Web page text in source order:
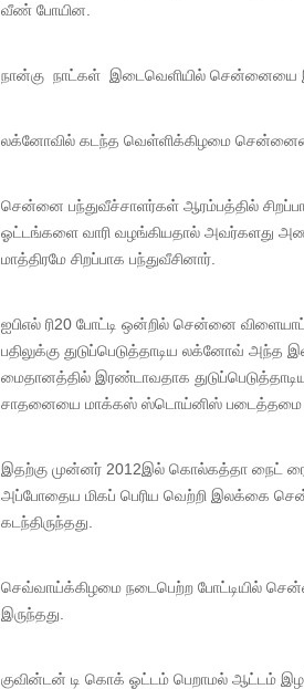
வீண் போயின.
நான்கு நாட்கள் இடைவெளியில்
லக்னோவில் கடந்த வெள்ளிக்கிழமை
சென்னை பந்துவீச்சாளர்கள் ஆரம்பத்தில்
ஓட்டங்களை வாரி வழங்கியதால் அவர்களது
மாத்திரமே சிறப்பாக பந்துவீசினார்.
ஐபிஎல் ரி20 போட்டி ஒன்றில் சென்னை
பதிலுக்கு துடுப்பெடுத்தாடிய லக்னோவ்
மைதானத்தில் இரண்டாவதாக
சாதனையை மாக்கஸ் ஸ்டொய்னிஸ் படைத்தமை
இதற்கு முன்னர் 2012இல் கொல்கத்தா நைட்
அப்போதைய மிகப் பெரிய வெற்றி இலக்கை
கடந்திருந்தது.
செவ்வாய்க்கிழமை நடைபெற்ற போட்டியில்
இருந்தது.
குவின்டன் டி கொக் ஓட்டம் பெறாமல் ஆட்டம்